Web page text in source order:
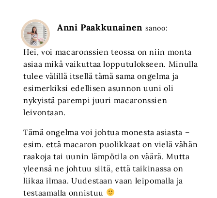
Anni Paakkunainen sanoo:
Hei, voi macaronssien teossa on niin monta
asiaa mikä vaikuttaa lopputulokseen. Minulla
tulee välillä itsellä tämä sama ongelma ja
esimerkiksi edellisen asunnon uuni oli
nykyistä parempi juuri macaronssien
leivontaan.
Tämä ongelma voi johtua monesta asiasta –
esim. että macaron puolikkaat on vielä vähän
raakoja tai uunin lämpötila on väärä. Mutta
yleensä ne johtuu siitä, että taikinassa on
liikaa ilmaa. Uudestaan vaan leipomalla ja
testaamalla onnistuu